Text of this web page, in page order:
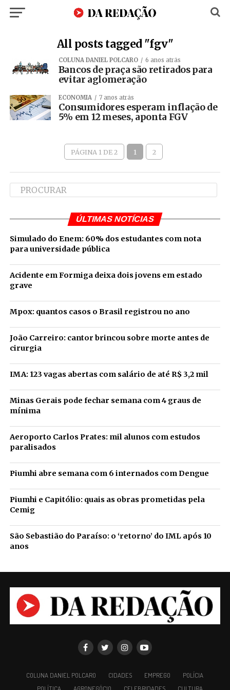
All posts tagged "fgv"
COLUNA DANIEL POLCARO 6 anos atrás
Bancos de praça são retirados para
evitar aglomeração
ECONOMIA 7 anos atrás
Consumidores esperam inflação de
5% em 12 meses, aponta FGV
PÁGINA 1 DE 2 1 2
ÚLTIMAS NOTÍCIAS
Simulado do Enem: 60% dos estudantes com nota
para universidade pública
Acidente em Formiga deixa dois jovens em estado
grave
Mpox: quantos casos o Brasil registrou no ano
João Carreiro: cantor brincou sobre morte antes de
cirurgia
IMA: 123 vagas abertas com salário de até R$ 3,2 mil
Minas Gerais pode fechar semana com 4 graus de
mínima
Aeroporto Carlos Prates: mil alunos com estudos
paralisados
Piumhi abre semana com 6 internados com Dengue
Piumhi e Capitólio: quais as obras prometidas pela
Cemig
São Sebastião do Paraíso: o ‘retorno’ do IML após 10
anos
COLUNA DANIEL POLCARO CIDADES EMPREGO
POLÍCIA
POLÍTICA
AGRONEGÓCIO CELEBRIDADES CULTURA